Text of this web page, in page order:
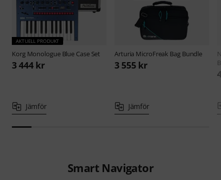
AKTUELL PRODUKT
Korg Monologue Blue Case Set
3 444 kr
Jämför
Arturia MicroFreak Bag Bundle
3 555 kr
Jämför
Smart Navigator